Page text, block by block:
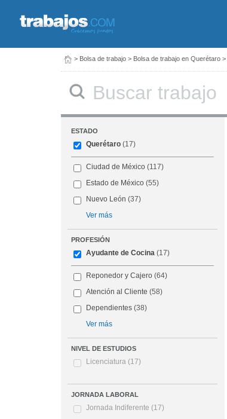
> Bolsa de trabajo > Bolsa de trabajo en Querétaro >
ESTADO
Querétaro (17)
Ciudad de México (117)
Estado de México (55)
Nuevo León (37)
Ver más
PROFESIÓN
Ayudante de Cocina (17)
Reponedor y Cajero (64)
Atención al Cliente (58)
Dependientes (38)
Ver más
NIVEL DE ESTUDIOS
Licenciatura (17)
JORNADA LABORAL
Jornada Indiferente (17)